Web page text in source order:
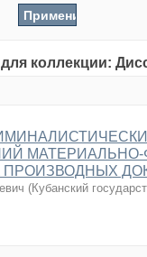
коллекции:
(Кубанский